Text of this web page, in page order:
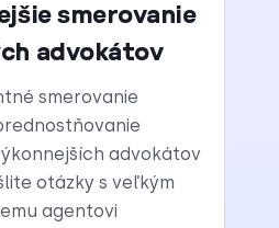
smerovanie
advokátov
smerovanie
advokátov
otázky s veľkým
agentovi